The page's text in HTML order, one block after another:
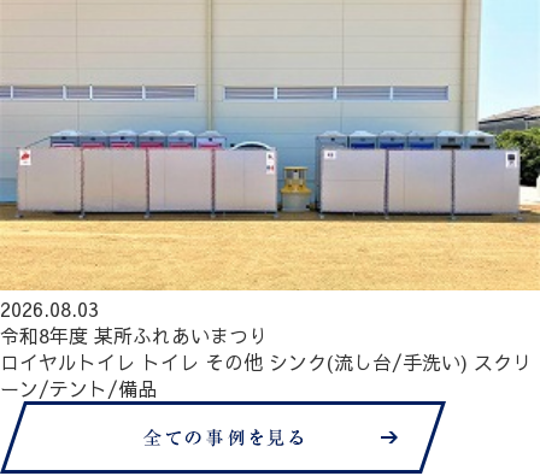
2026.08.03
令和8年度 某所ふれあいまつり
ロイヤルトイレ トイレ その他 シンク(流し台/手洗い) スクリ
ーン/テント/備品